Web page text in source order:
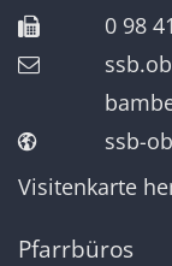
0 98
ssb-
Visitenkarte
Pfarrbüros